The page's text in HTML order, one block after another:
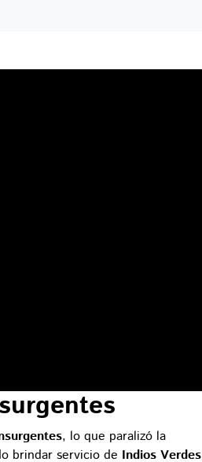
, lo que paralizó la
brindar servicio de Indios Verdes